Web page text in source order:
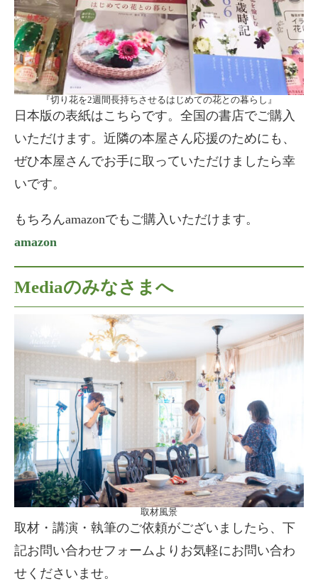
『切り花を2週間長持ちさせるはじめての花との暮らし』
日本版の表紙はこちらです。全国の書店でご購入
いただけます。近隣の本屋さん応援のためにも、
ぜひ本屋さんでお手に取っていただけましたら幸
いです。
もちろんamazonでもご購入いただけます。
amazon
Mediaのみなさまへ
取材風景
取材・講演・執筆のご依頼がございましたら、下
記お問い合わせフォームよりお気軽にお問い合わ
せくださいませ。